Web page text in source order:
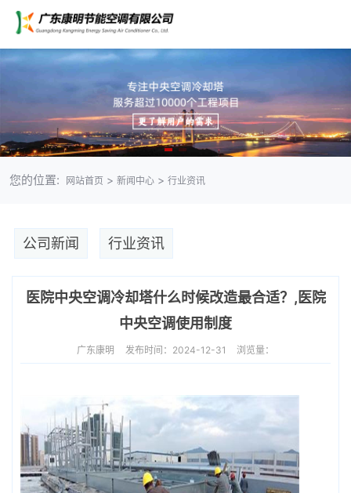
您的位置: 网站首页 > 新闻中心> 行业资讯
公司新闻 行业资讯
医院中央空调冷却塔什么时候改造最合适？,医院
中央空调使用制度
广东康明 发布时间：2024-12-31 浏览量：